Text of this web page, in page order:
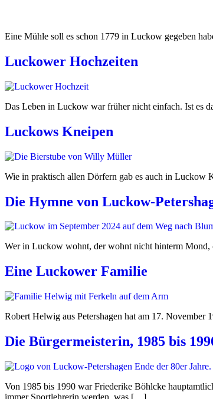
Eine Mühle soll es schon 1779 in Luckow gegeben
Luckower Hochzeiten
Das Leben in Luckow war früher nicht einfach. Ist es
Luckows Kneipen
Wie in praktisch allen Dörfern gab es auch in
Die Hymne von Luckow-
Wer in Luckow wohnt, der wohnt nicht hinterm Mond,
Eine Luckower Familie
Robert Helwig aus Petershagen hat am 17. November
Die Bürgermeisterin, 1985 bis
Von 1985 bis 1990 war Friederike Böhlcke
immer Sportlehrerin werden, was […]